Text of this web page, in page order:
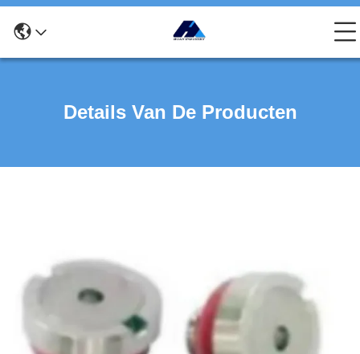
Details Van De Producten